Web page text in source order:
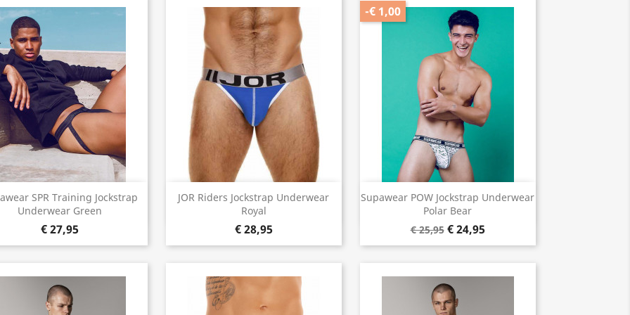
SPR Training Jockstrap
Underwear Green
€ 27,95
Snel bekijken
JOR Riders Jockstrap Underwear
Royal
€ 28,95
Snel bekijken
Supawear POW Jockstrap Underwear
Polar Bear
€ 25,95 € 24,95
-€ 1,00
Snel bekijken